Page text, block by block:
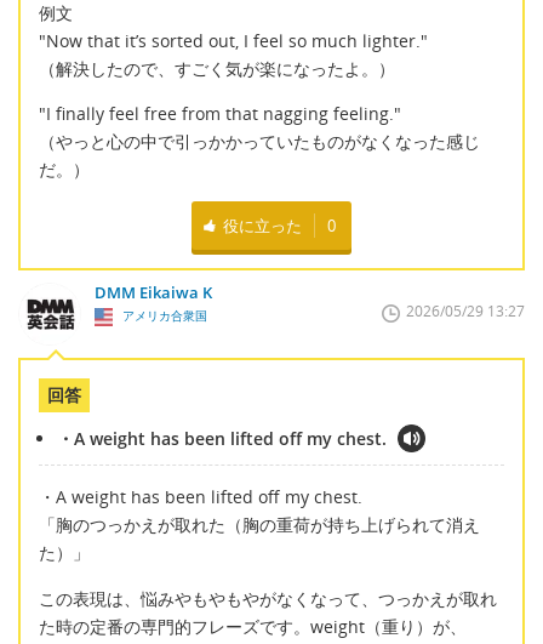
例文
"Now that it’s sorted out, I feel so much lighter."
（解決したので、すごく気が楽になったよ。）
"I finally feel free from that nagging feeling."
（やっと心の中で引っかかっていたものがなくなった感じ
だ。）
役に立った 0
DMM Eikaiwa K
アメリカ合衆国 2026/05/29 13:27
回答
・A weight has been lifted off my chest.
・A weight has been lifted off my chest.
「胸のつっかえが取れた（胸の重荷が持ち上げられて消え
た）」
この表現は、悩みやもやもやがなくなって、つっかえが取れ
た時の定番の専門的フレーズです。weight（重り）が、